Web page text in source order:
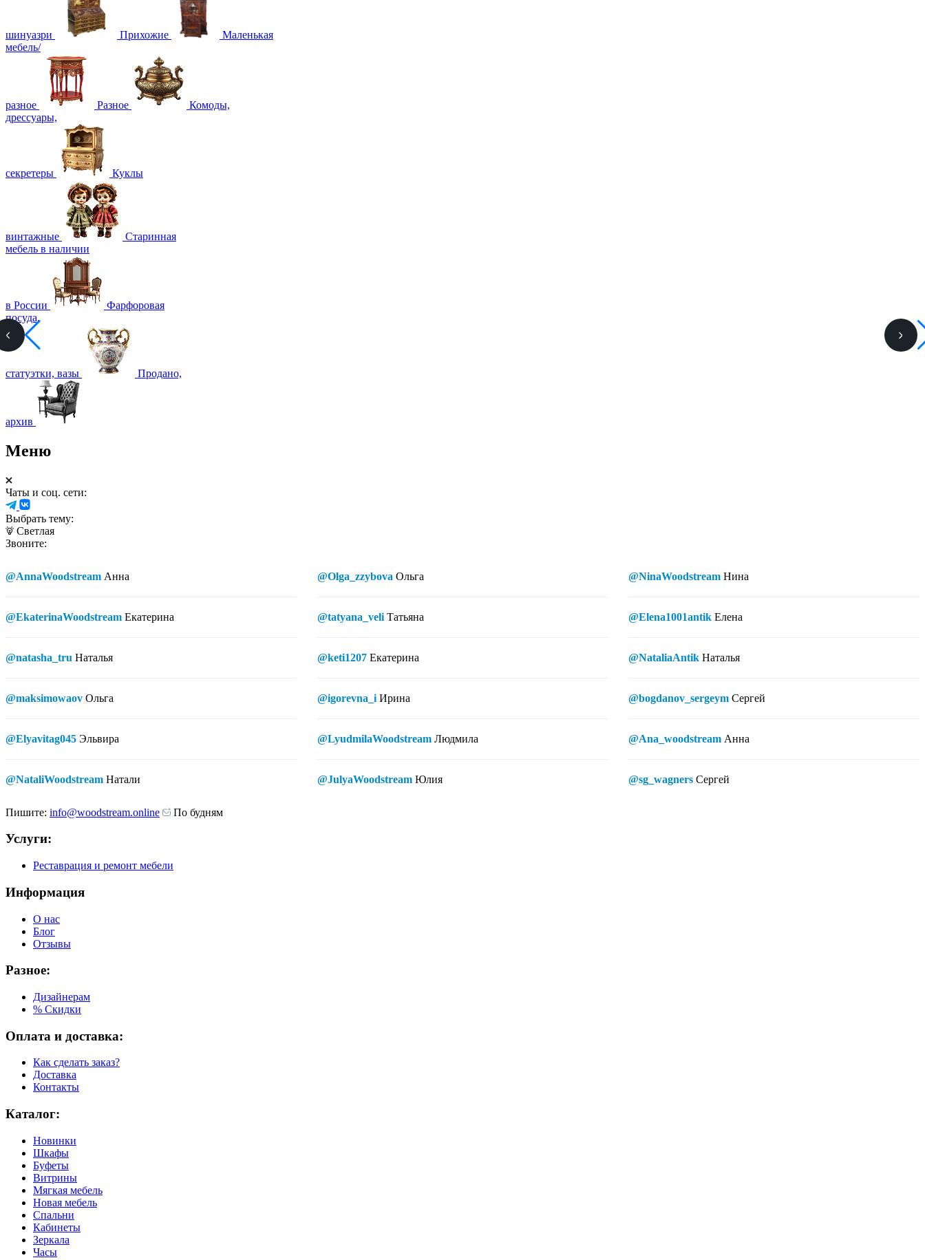
шинуазри Прихожие
Маленькая
мебель/
разное Разное
Комоды,
дрессуары,
секретеры Куклы
винтажные
Старинная
мебель в наличии
в России
Фарфоровая
посуда,
статуэтки, вазы Продано,
архив
Меню
Чаты и соц. сети:
Выбрать тему:
Светлая
Звоните:
@AnnaWoodstream Анна
@EkaterinaWoodstream Екатерина
@natasha_tru Наталья
@maksimowaov Ольга
@Elyavitag045 Эльвира
@NataliWoodstream Натали
@Olga_zzybova Ольга
@tatyana_veli Татьяна
@keti1207 Екатерина
@igorevna_i Ирина
@LyudmilaWoodstream Людмила
@JulyaWoodstream Юлия
@NinaWoodstream Нина
@Elena1001antik Елена
@NataliaAntik Наталья
@bogdanov_sergeym Сергей
@Ana_woodstream Анна
@sg_wagners Сергей
Пишите: info@woodstream.online По будням
Услуги:
Реставрация и ремонт мебели
Информация
О нас
Блог
Отзывы
Разное:
Дизайнерам
% Скидки
Оплата и доставка:
Как сделать заказ?
Доставка
Контакты
Каталог:
Новинки
Шкафы
Буфеты
Витрины
Мягкая мебель
Новая мебель
Спальни
Кабинеты
Зеркала
Часы